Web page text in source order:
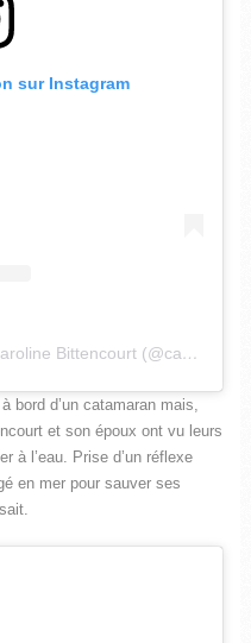
sur Instagram
Une publication partagée par Caroline Bittencourt (@cabitten)
bord d’un catamaran mais,
et son époux ont vu leurs
à l’eau. Prise d’un réflexe
en mer pour sauver ses